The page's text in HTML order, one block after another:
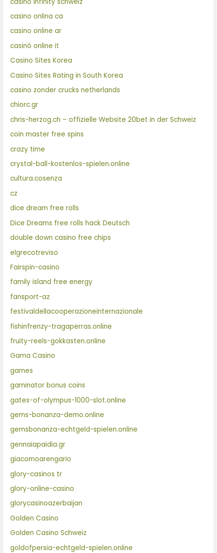
casino onlina ca
casino online ar
casinò online it
Casino Sites Korea
Casino Sites Rating in South Korea
casino zonder crucks netherlands
chiorc.gr
chris-herzog.ch – offizielle Website 20bet in der Schweiz
coin master free spins
crazy time
crystal-ball-kostenlos-spielen.online
cultura.cosenza
cz
dice dream free rolls
Dice Dreams free rolls hack Deutsch
double down casino free chips
elgrecotreviso
Fairspin-casino
family island free energy
fansport-az
festivaldellacooperazioneinternazionale
fishinfrenzy-tragaperras.online
fruity-reels-gokkasten.online
Gama Casino
games
gaminator bonus coins
gates-of-olympus-1000-slot.online
gems-bonanza-demo.online
gemsbonanza-echtgeld-spielen.online
gennaiapaidia.gr
giacomoarengario
glory-casinos tr
glory-online-casino
glorycasinoazerbaijan
Golden Casino
Golden Casino Schweiz
goldofpersia-echtgeld-spielen.online